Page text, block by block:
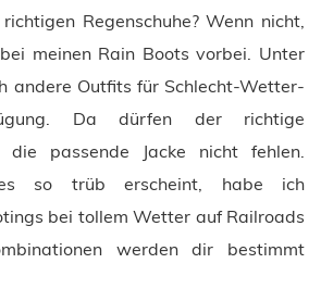
Regenschuhe? Wenn nicht,
meinen Rain Boots vorbei. Unter
andere Outfits für Schlecht-Wetter-
Da dürfen der richtige
die passende Jacke nicht fehlen.
so trüb erscheint, habe ich
bei tollem Wetter auf Railroads
werden dir bestimmt